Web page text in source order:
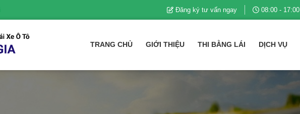
Đăng ký tư vấn ngay 08:00 - 17:00
TRANG CHỦ GIỚI THIỆU THI BẰNG LÁI DỊCH VỤ